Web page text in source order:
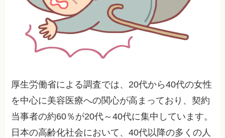
厚生労働省による調査では、20代から40代の女性
を中心に美容医療への関心が高まっており、契約
当事者の約60％が20代～40代に集中しています。
日本の高齢化社会において、40代以降の多くの人